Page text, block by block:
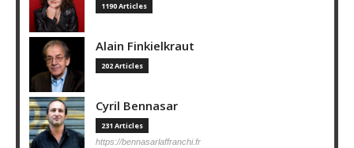
1190 Articles
Alain Finkielkraut
202 Articles
Cyril Bennasar
231 Articles
https://bennasarlaffranchi.fr